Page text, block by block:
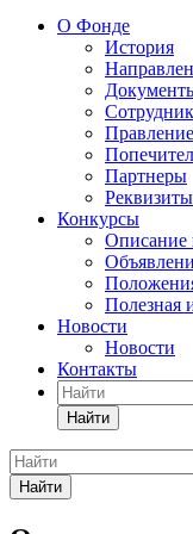
О Фонде
История
Правление
Партнеры
Реквизиты
Конкурсы
Описание
Полезная
Новости
Новости
Контакты
Найти
Найти